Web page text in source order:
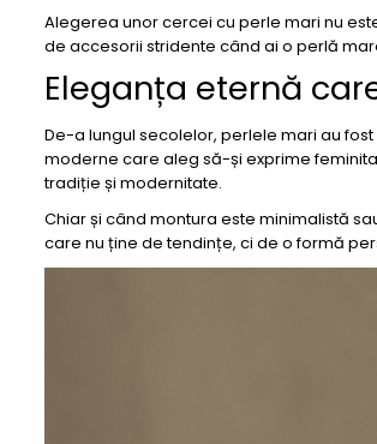
Alegerea unor cercei cu perle mari nu
de accesorii stridente când ai o perlă
Eleganța eternă
De-a lungul secolelor, perlele mari au
moderne care aleg să-și exprime
tradiție și modernitate.
Chiar și când montura este minimalistă
care nu ține de tendințe, ci de o formă